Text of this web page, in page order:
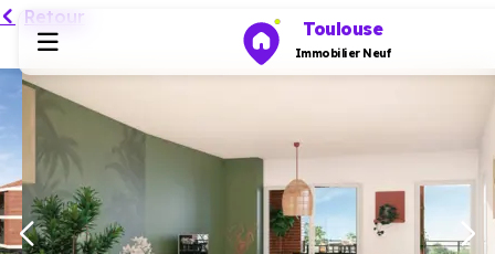
Toulouse
Immobilier Neuf
Programmes neufs
Habiter
Retour